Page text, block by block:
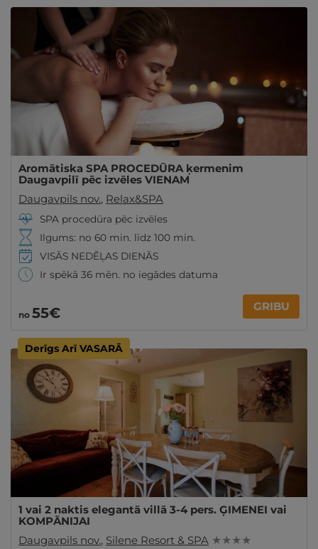
Aromātiska SPA PROCEDŪRA ķermenim
Daugavpilī pēc izvēles VIENAM
Daugavpils nov., Relax&SPA
SPA procedūra pēc izvēles
Ilgums: no 60 min. līdz 100 min.
VISĀS NEDĒĻAS DIENĀS
Ir spēkā 36 mēn. no iegādes datuma
no 55€ GRIBU
Derīgs Arī VASARĀ
1 vai 2 naktis elegantā villā 3-4 pers. ĢIMENEI vai
KOMPĀNIJAI
Daugavpils nov., Silene Resort & SPA ★ ★ ★ ★